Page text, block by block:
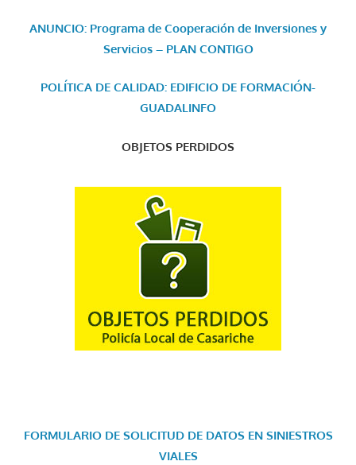
ANUNCIO: Programa de Cooperación de Inversiones y
Servicios – PLAN CONTIGO
POLÍTICA DE CALIDAD: EDIFICIO DE FORMACIÓN-
GUADALINFO
OBJETOS PERDIDOS
FORMULARIO DE SOLICITUD DE DATOS EN SINIESTROS
VIALES